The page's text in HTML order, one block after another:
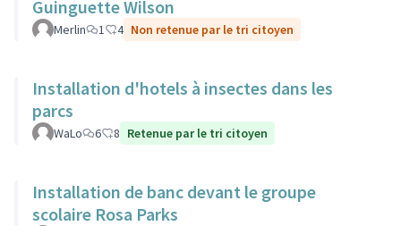
Guinguette Wilson
Merlin 1 4 Non retenue par le tri citoyen
Installation d'hotels à insectes dans les
parcs
WaLo 6 8 Retenue par le tri citoyen
Installation de banc devant le groupe
scolaire Rosa Parks